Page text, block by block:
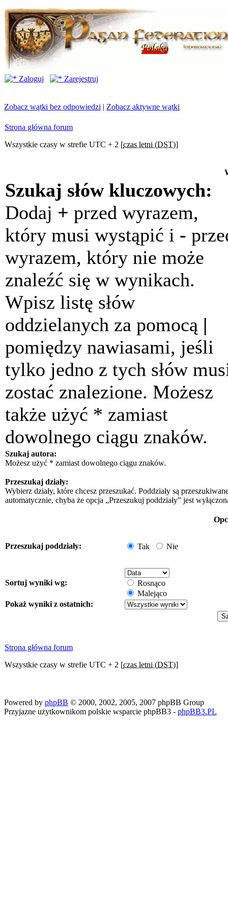
Zaloguj Zarejestruj
Zobacz wątki bez odpowiedzi | Zobacz aktywne wątki
Strona główna forum
Wszystkie czasy w strefie UTC + 2 [czas letni (DST)]
Szukaj słów kluczowych:
Dodaj + przed wyrazem,
który musi wystąpić i -
wyrazem, który nie może
znaleźć się w wynikach.
Wpisz listę słów
oddzielanych za pomocą |
pomiędzy nawiasami, jeśli
tylko jedno z tych słów
zostać znalezione. Możesz
także użyć * zamiast
dowolnego ciągu znaków.
Szukaj autora:
Możesz użyć * zamiast dowolnego ciągu znaków.
Przeszukaj działy:
Wybierz działy, które chcesz przeszukać. Poddziały są
automatycznie, chyba że opcja „Przeszukuj poddziały” jest
Przeszukaj poddziały: Tak Nie
Sortuj wyniki wg:
Rosnąco
Malejąco
Pokaż wyniki z ostatnich:
Strona główna forum
Wszystkie czasy w strefie UTC + 2 [czas letni (DST)]
Powered by phpBB © 2000, 2002, 2005, 2007 phpBB Group
Przyjazne użytkownikom polskie wsparcie phpBB3 - phpBB3.PL